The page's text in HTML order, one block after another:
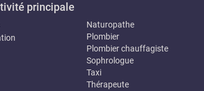
principale
Naturopathe
Plombier
Plombier chauffagiste
Sophrologue
Taxi
Thérapeute